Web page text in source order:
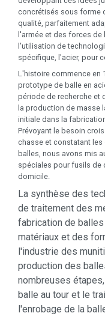
concrétisés sous forme
qualité, parfaitement
l'armée et des forces
l'utilisation de
spécifique, l'acier, pour
L'histoire commence en
prototype de balle en
période de recherche et
la production de masse
initiale dans la
Prévoyant le besoin
chasse et constatant
balles, nous avons mis
spéciales pour fusils de
domicile.
La synthèse des
de traitement des
fabrication de
matériaux et des
l'industrie des
production des
nombreuses
balle au tour et le
l'enrobage de la